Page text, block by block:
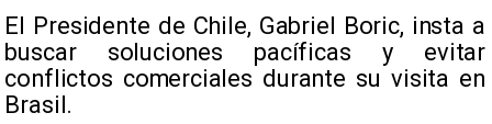
El Presidente de Chile, Gabriel Boric, insta a
buscar soluciones pacíficas y evitar
conflictos comerciales durante su visita en
Brasil.